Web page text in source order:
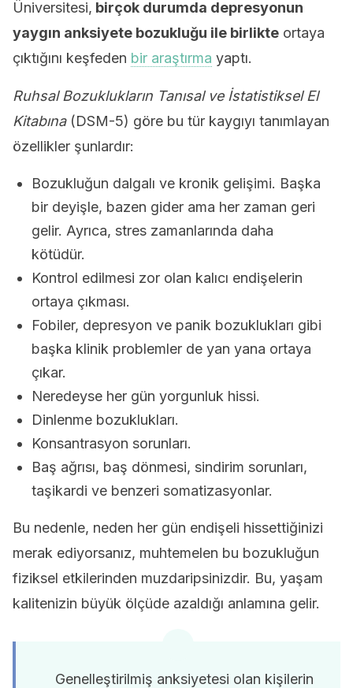
Üniversitesi, birçok durumda depresyonun
yaygın anksiyete bozukluğu ile birlikte ortaya
çıktığını keşfeden bir araştırma yaptı.
Ruhsal Bozuklukların Tanısal ve İstatistiksel El
Kitabına(DSM-5) göre bu tür kaygıyı tanımlayan
özellikler şunlardır:
Bozukluğun dalgalı ve kronik gelişimi. Başka
bir deyişle, bazen gider ama her zaman geri
gelir. Ayrıca, stres zamanlarında daha
kötüdür.
Kontrol edilmesi zor olan kalıcı endişelerin
ortaya çıkması.
Fobiler, depresyon ve panik bozuklukları gibi
başka klinik problemler de yan yana ortaya
çıkar.
Neredeyse her gün yorgunluk hissi.
Dinlenme bozuklukları.
Konsantrasyon sorunları.
Baş ağrısı, baş dönmesi, sindirim sorunları,
taşikardi ve benzeri somatizasyonlar.
Bu nedenle, neden her gün endişeli hissettiğinizi
merak ediyorsanız, muhtemelen bu bozukluğun
fiziksel etkilerinden muzdaripsinizdir. Bu, yaşam
kalitenizin büyük ölçüde azaldığı anlamına gelir.
Genelleştirilmiş anksiyetesi olan kişilerin